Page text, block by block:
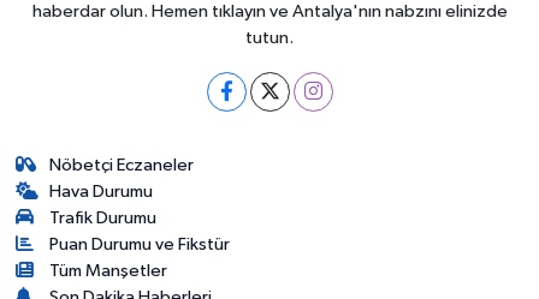
haberdar olun. Hemen tıklayın ve Antalya'nın nabzını elinizde
tutun.
Nöbetçi Eczaneler
Hava Durumu
Trafik Durumu
Puan Durumu ve Fikstür
Tüm Manşetler